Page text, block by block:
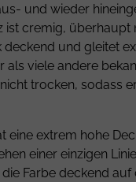
und wieder
ist cremig, überhaupt
deckend und gleitet
als viele andere
trocken, sodass
eine extrem hohe
einer einzigen
Farbe deckend auf